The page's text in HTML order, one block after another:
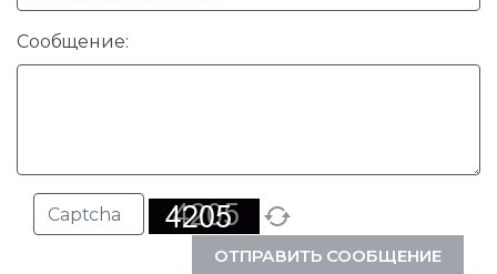
Сообщение:
ОТПРАВИТЬ СООБЩЕНИЕ